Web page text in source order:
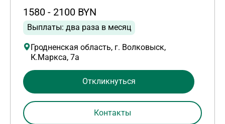
1580 - 2100 BYN
Выплаты: два раза в месяц
Гродненская область, г. Волковыск,
К.Маркса, 7а
Откликнуться
Контакты